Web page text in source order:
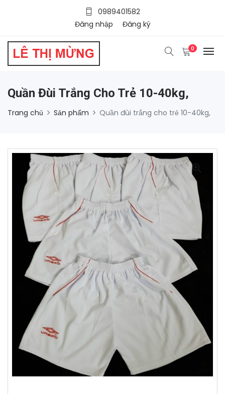
0989401582
Đăng nhập
Đăng ký
0
Quần Đùi Trắng Cho Trẻ 10-40kg,
Trang chủ Sản phẩm Quần đùi trắng cho trẻ 10-40kg,